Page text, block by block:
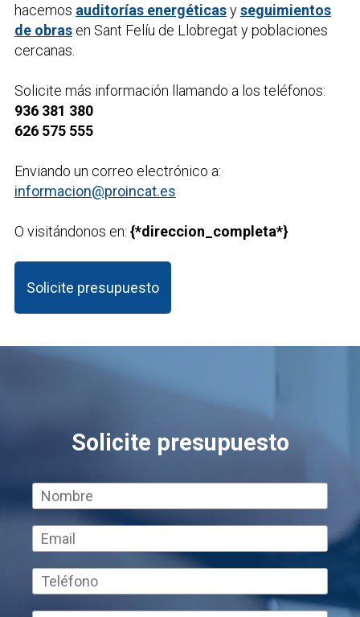
hacemos auditorías energéticasyseguimientos
de obrasen Sant Felíu de Llobregat y poblaciones
cercanas.
Solicite más información llamando a los teléfonos:
936 381 380
626 575 555
Enviando un correo electrónico a:
informacion@proincat.es
O visitándonos en: {*direccion_completa*}
Solicite presupuesto
Solicite presupuesto